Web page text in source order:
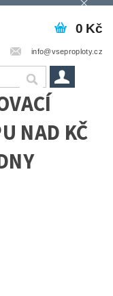
info@vseproploty.cz
0 Kč
NAD KČ